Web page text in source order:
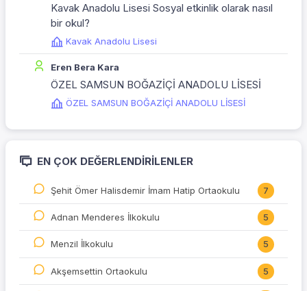
Kavak Anadolu Lisesi Sosyal etkinlik olarak nasıl
bir okul?
Kavak Anadolu Lisesi
Eren Bera Kara
ÖZEL SAMSUN BOĞAZİÇİ ANADOLU LİSESİ
ÖZEL SAMSUN BOĞAZİÇİ ANADOLU LİSESİ
EN ÇOK DEĞERLENDIRILENLER
Şehit Ömer Halisdemir İmam Hatip Ortaokulu 7
Adnan Menderes İlkokulu 5
Menzil İlkokulu 5
Akşemsettin Ortaokulu 5